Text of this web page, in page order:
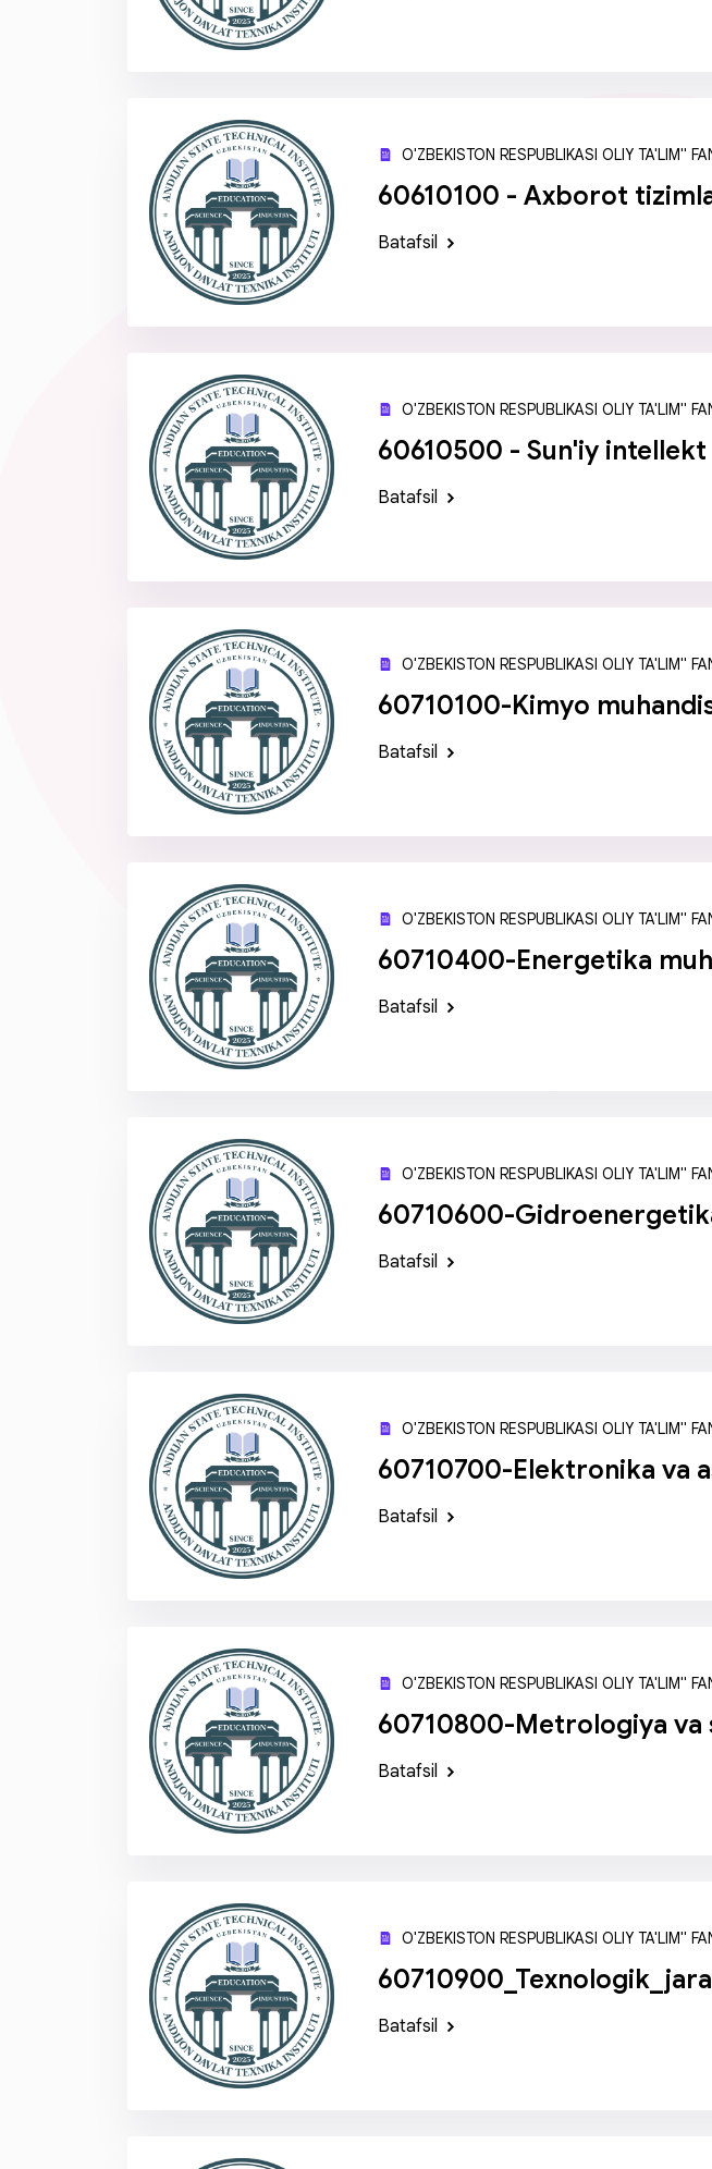
O'ZBEKISTON RESPUBLIKASI OLIY TA'LIM"
60610100 - Axborot
Batafsil
O'ZBEKISTON RESPUBLIKASI OLIY TA'LIM"
60610500 - Sun'iу
Batafsil
O'ZBEKISTON RESPUBLIKASI OLIY TA'LIM"
60710100-Kimyo
Batafsil
O'ZBEKISTON RESPUBLIKASI OLIY TA'LIM"
60710400-Energetika
Batafsil
O'ZBEKISTON RESPUBLIKASI OLIY TA'LIM"
60710600-
Batafsil
O'ZBEKISTON RESPUBLIKASI OLIY TA'LIM"
60710700-Elektronika va
Batafsil
O'ZBEKISTON RESPUBLIKASI OLIY TA'LIM"
60710800-Metrologiya
Batafsil
O'ZBEKISTON RESPUBLIKASI OLIY TA'LIM"
Batafsil